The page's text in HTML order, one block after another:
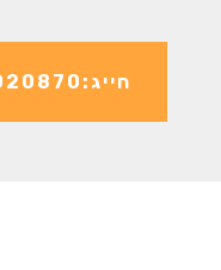
חייג:073-7020870